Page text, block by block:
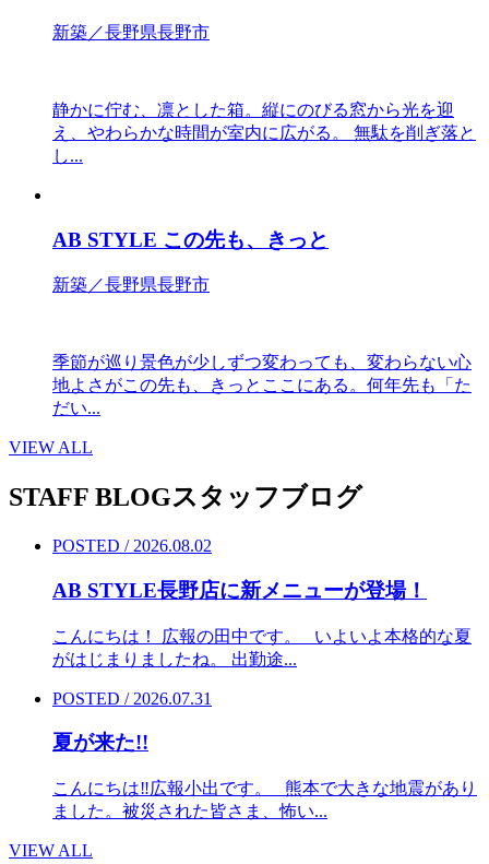
新築／長野県長野市
静かに佇む、凛とした箱。縦にのびる窓から光を迎
え、やわらかな時間が室内に広がる。 無駄を削ぎ落と
し...
AB STYLE この先も、きっと
新築／長野県長野市
季節が巡り景色が少しずつ変わっても、変わらない心
地よさがこの先も、きっとここにある。何年先も「た
だい...
VIEW ALL
STAFF BLOGスタッフブログ
POSTED / 2026.08.02
AB STYLE長野店に新メニューが登場！
こんにちは！ 広報の田中です。 いよいよ本格的な夏
がはじまりましたね。 出勤途...
POSTED / 2026.07.31
夏が来た!!
こんにちは‼︎広報小出です。 熊本で大きな地震があり
ました。被災された皆さま、怖い...
VIEW ALL